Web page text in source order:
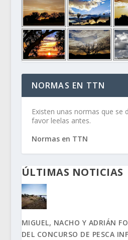
NORMAS EN TTN
Existen unas normas que se
favor leelas antes.
Normas en TTN
ÚLTIMAS NOTICIAS
MIGUEL, NACHO Y ADRIÁN
DEL CONCURSO DE PESCA